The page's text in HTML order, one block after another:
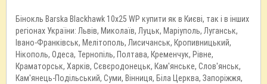
Бінокль Barska Blackhawk 10x25 WP купити як в Києві, так і в інших
регіонах України: Львів, Миколаїв, Луцьк, Маріуполь, Луганськ,
Івано-Франківськ, Мелітополь, Лисичанськ, Кропивницький,
Нікополь, Одеса, Тернопіль, Полтава, Кременчук, Рівне,
Краматорськ, Харків, Сєвєродонецьк, Кам'янське, Слов'янськ,
Кам'янець-Подільський, Суми, Вінниця, Біла Церква, Запоріжжя,